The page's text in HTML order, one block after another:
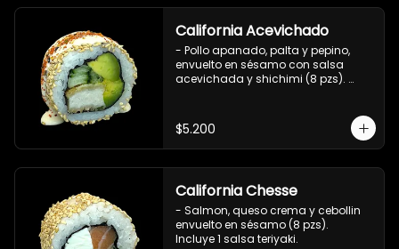
California Acevichado
- Pollo apanado, palta y pepino,
envuelto en sésamo con salsa
acevichada y shichimi (8 pzs).
$5.200
California Chesse
- Salmon, queso crema y cebollin
envuelto en sésamo (8 pzs).
Incluye 1 salsa teriyaki.